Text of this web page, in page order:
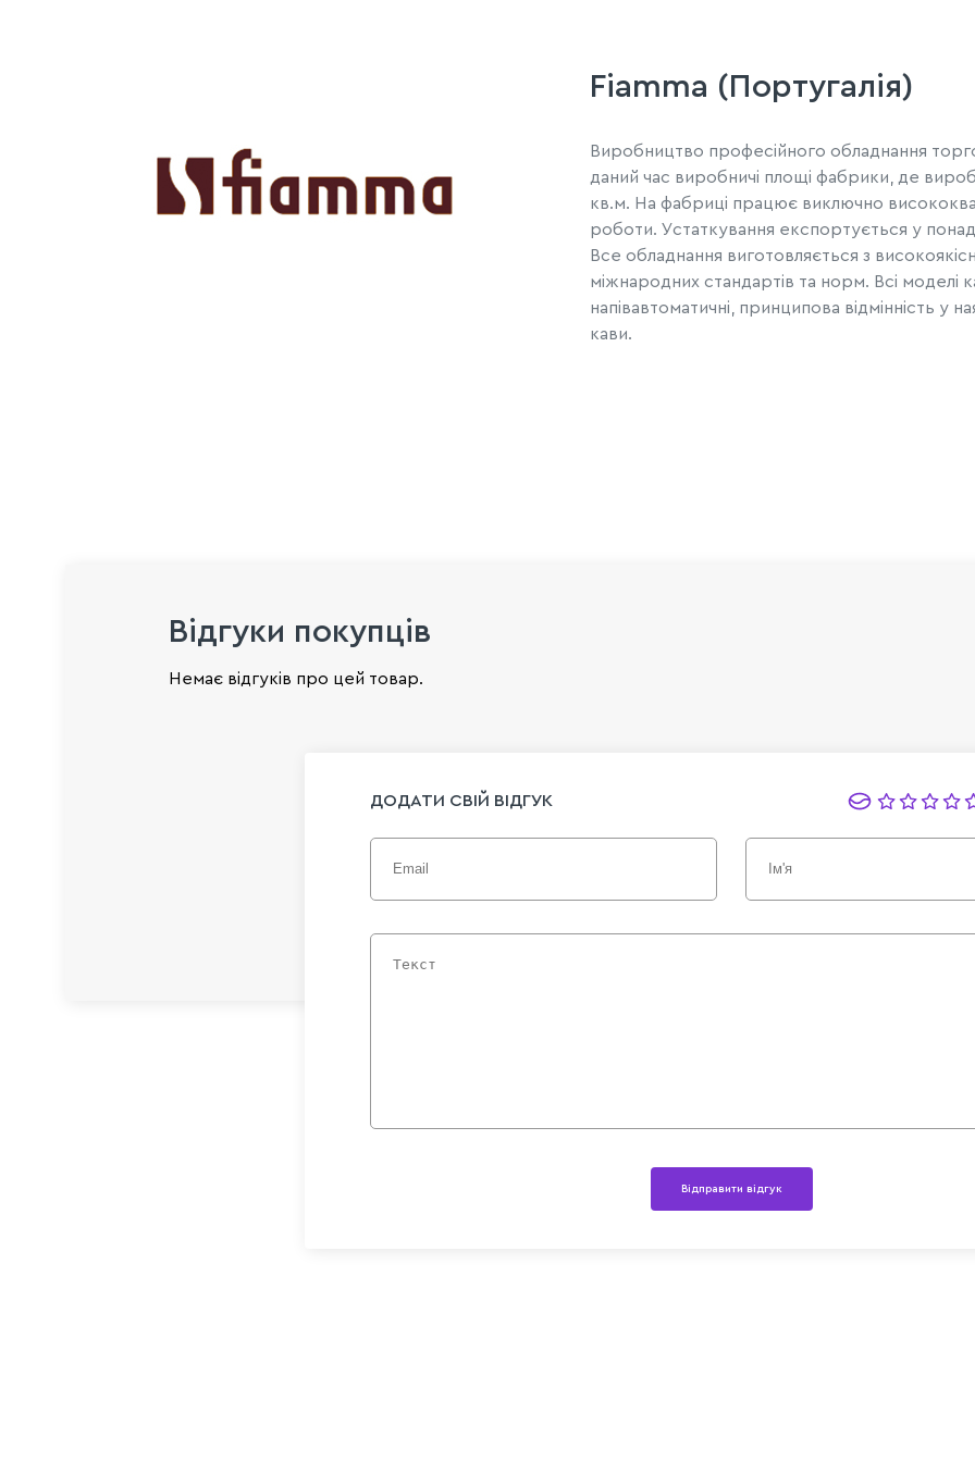
Fiamma (Португалія)
Виробництво професійного обладнання
даний час виробничі площі фабрики, де
кв.м. На фабриці працює виключно
роботи. Устаткування експортується у понад
Все обладнання виготовляється з
міжнародних стандартів та норм. Всі моделі
напівавтоматичні, принципова відмінність у
кави.
Відгуки покупців
Немає відгуків про цей товар.
ДОДАТИ СВІЙ ВІДГУК
Відправити відгук